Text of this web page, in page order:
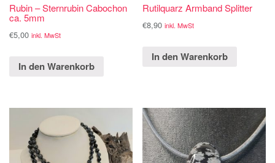
Rubin – Sternrubin Cabochon
ca. 5mm
€5,00 inkl. MwSt
In den Warenkorb
Rutilquarz Armband Splitter
€8,90 inkl. MwSt
In den Warenkorb